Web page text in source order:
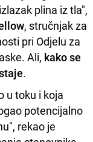
plina iz tla",
, stručnjak za
pri Odjelu za
Ali, kako se
.
u toku i koja
potencijalno
rekao je